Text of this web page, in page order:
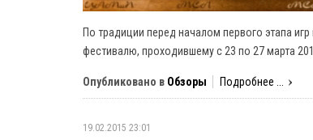
По традиции перед началом первого этапа
фестивалю, проходившему с 23 по 27 марта
Опубликовано в Обзоры Подробнее ...
19.02.2015 23:01